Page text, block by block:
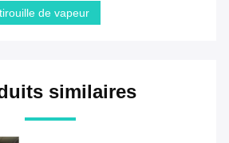
de vapeur
similaires